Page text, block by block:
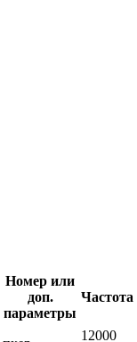
Номер или
доп.
параметры
Частота
12000